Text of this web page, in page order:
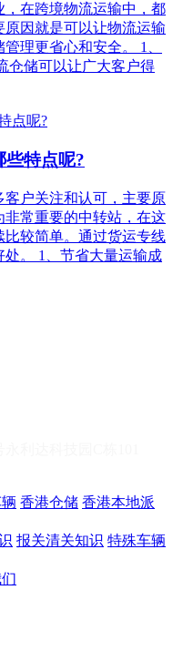
在跨境物流运输中，都
因就是可以让物流运输
理更省心和安全。 1、
仓储可以让广大客户得
些特点呢?
户关注和认可，主要原
非常重要的中转站，在这
较简单。通过货运专线
。 1、节省大量运输成
香港仓储 香港本地派
报关清关知识 特殊车辆